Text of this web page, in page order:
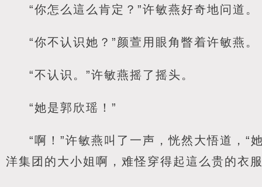
“你怎么這么肯定？”许敏燕好奇地问道。
“你不认识她？”颜萱用眼角瞥着许敏燕。
“不认识。”许敏燕摇了摇头。
“她是郭欣瑶！”
“啊！”许敏燕叫了一声，恍然大悟道，“
洋集团的大小姐啊，难怪穿得起這么贵的衣